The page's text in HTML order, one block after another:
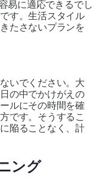
易に適応できるでし
す。生活スタイル
たさないプランを
いでください。大
の中でかけがえの
ルにその時間を確
です。そうするこ
陥ることなく、計
ング